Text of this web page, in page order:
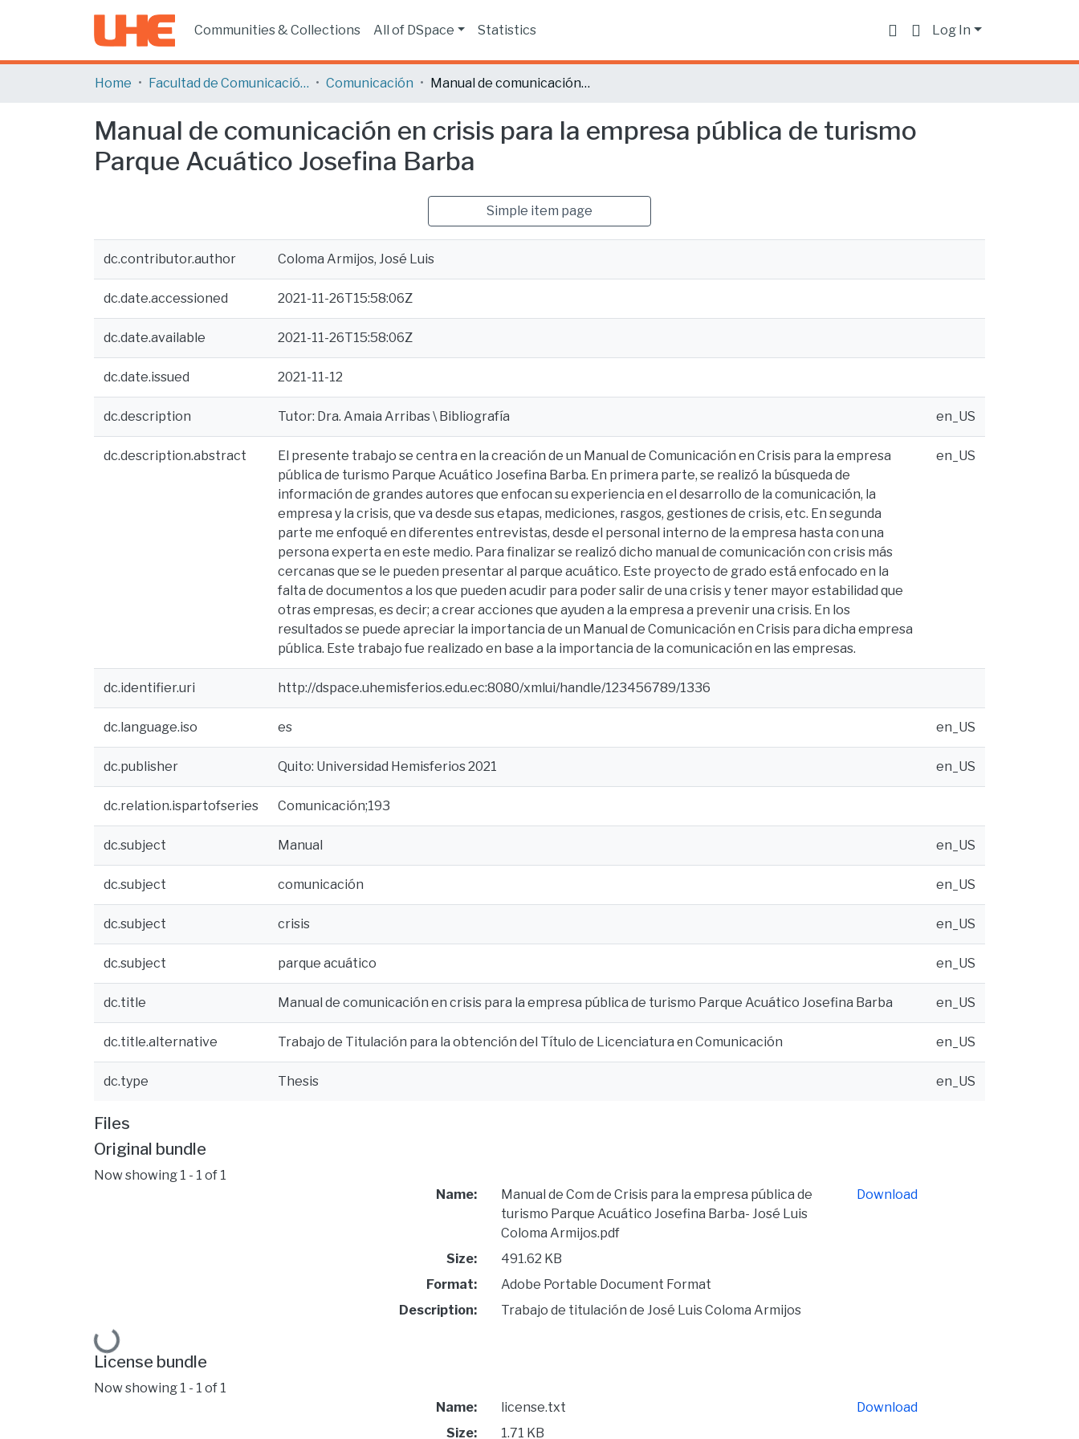
Communities & Collections All of DSpace Statistics Log In
Home Facultad de Comunicación y Tecnologías de la Información Comunicación Manual de comunicación en crisis para la empresa pública de turismo Parque Acuático Josefina Barba
Manual de comunicación en crisis para la empresa pública de turismo
Parque Acuático Josefina Barba
Simple item page
dc.contributor.author Coloma Armijos, José Luis
dc.date.accessioned 2021-11-26T15:58:06Z
dc.date.available 2021-11-26T15:58:06Z
dc.date.issued 2021-11-12
dc.description Tutor: Dra. Amaia Arribas \ Bibliografía en_US
dc.description.abstract
El presente trabajo se centra en la creación de un Manual de Comunicación en Crisis para la empresa
pública de turismo Parque Acuático Josefina Barba. En primera parte, se realizó la búsqueda de
información de grandes autores que enfocan su experiencia en el desarrollo de la comunicación, la
empresa y la crisis, que va desde sus etapas, mediciones, rasgos, gestiones de crisis, etc. En segunda
parte me enfoqué en diferentes entrevistas, desde el personal interno de la empresa hasta con una
persona experta en este medio. Para finalizar se realizó dicho manual de comunicación con crisis más
cercanas que se le pueden presentar al parque acuático. Este proyecto de grado está enfocado en la
falta de documentos a los que pueden acudir para poder salir de una crisis y tener mayor estabilidad que
otras empresas, es decir; a crear acciones que ayuden a la empresa a prevenir una crisis. En los
resultados se puede apreciar la importancia de un Manual de Comunicación en Crisis para dicha empresa
pública. Este trabajo fue realizado en base a la importancia de la comunicación en las empresas.
en_US
dc.identifier.uri http://dspace.uhemisferios.edu.ec:8080/xmlui/handle/123456789/1336
dc.language.iso es en_US
dc.publisher Quito: Universidad Hemisferios 2021 en_US
dc.relation.ispartofseries Comunicación;193
dc.subject Manual en_US
dc.subject comunicación en_US
dc.subject crisis en_US
dc.subject parque acuático en_US
dc.title Manual de comunicación en crisis para la empresa pública de turismo Parque Acuático Josefina Barba en_US
dc.title.alternative Trabajo de Titulación para la obtención del Título de Licenciatura en Comunicación en_US
dc.type Thesis en_US
Files
Original bundle
Now showing 1 - 1 of 1
Loading...
Name:
Manual de Com de Crisis para la empresa pública de
turismo Parque Acuático Josefina Barba- José Luis
Coloma Armijos.pdf
Size:
491.62 KB
Format:
Adobe Portable Document Format
Description:
Trabajo de titulación de José Luis Coloma Armijos
Download
License bundle
Now showing 1 - 1 of 1
Name:
license.txt
Size:
1.71 KB
Download